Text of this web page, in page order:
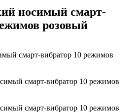
носимый смарт-
розовый